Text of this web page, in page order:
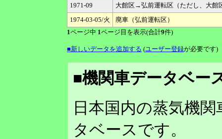
1971-09
大館区→弘前運転区（ただし、大
1974-03-05/火
廃車（弘前運転区）
1ページ中 1ページ目を表示(合計9件)
■新しいデータを追加する (ユーザー登録が必要です)
■機関車データベー
日本国内の蒸気機
タベースです。